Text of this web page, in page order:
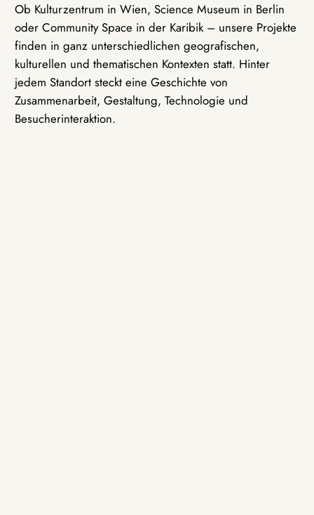
Ob Kulturzentrum in Wien, Science Museum in Berlin
oder Community Space in der Karibik – unsere Projekte
finden in ganz unterschiedlichen geografischen,
kulturellen und thematischen Kontexten statt. Hinter
jedem Standort steckt eine Geschichte von
Zusammenarbeit, Gestaltung, Technologie und
Besucherinteraktion.